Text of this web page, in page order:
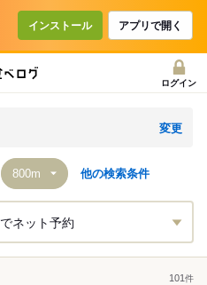
インストール アプリで開く
ログイン
変更
他の検索条件
でネット予約
101 件